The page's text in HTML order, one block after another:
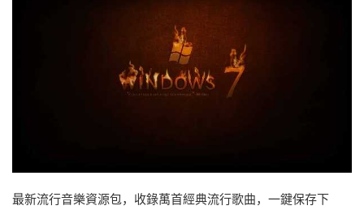
最新流行音樂資源包，收錄萬首經典流行歌曲，一鍵保存下